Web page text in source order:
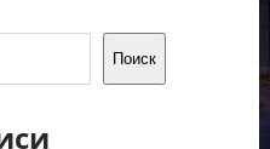
Поиск